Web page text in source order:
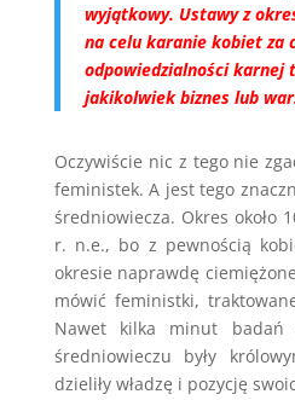
wyjątkowy. Ustawy z
na celu karanie kobiet za
odpowiedzialności karnej
jakikolwiek biznes lub
Oczywiście nic z tego nie
feministek. A jest tego
średniowiecza. Okres około
r. n.e., bo z pewnością
okresie naprawdę
mówić feministki,
Nawet kilka minut
średniowieczu były
dzieliły władzę i pozycję